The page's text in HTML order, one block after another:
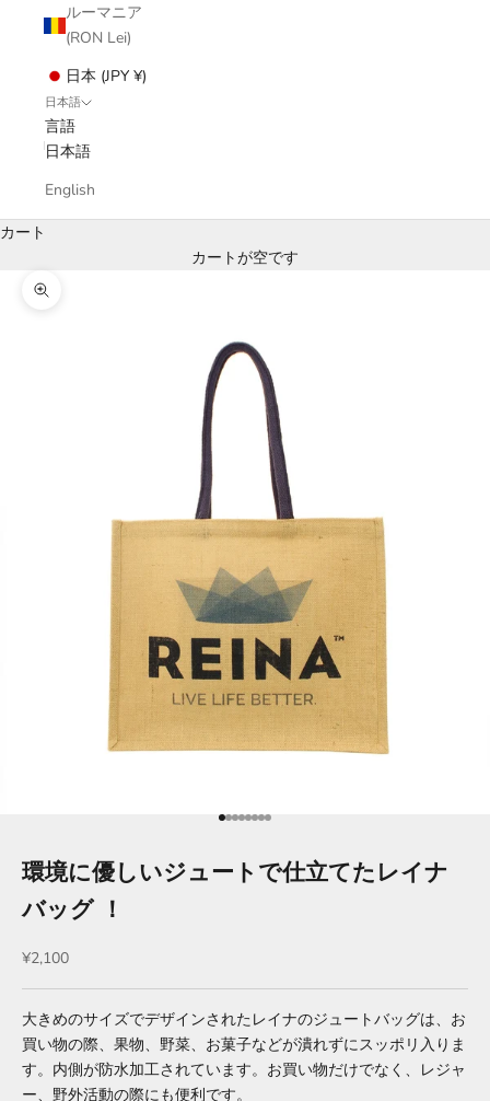
ルーマニア
(RON Lei)
日本 (JPY ¥)
日本語
言語
日本語
English
カート
カートが空です
ズームイン
項目に移動する 1
項目に移動する 2
項目に移動する 3
項目に移動する 4
項目に移動する 5
項目に移動する 6
項目に移動する 7
項目に移動する 8
環境に優しいジュートで仕立てたレイナ
バッグ ！
セール価格
¥2,100
大きめのサイズでデザインされたレイナのジュートバッグは、お
買い物の際、果物、野菜、お菓子などが潰れずにスッポリ入りま
す。内側が防水加工されています。お買い物だけでなく、レジャ
ー、野外活動の際にも便利です。